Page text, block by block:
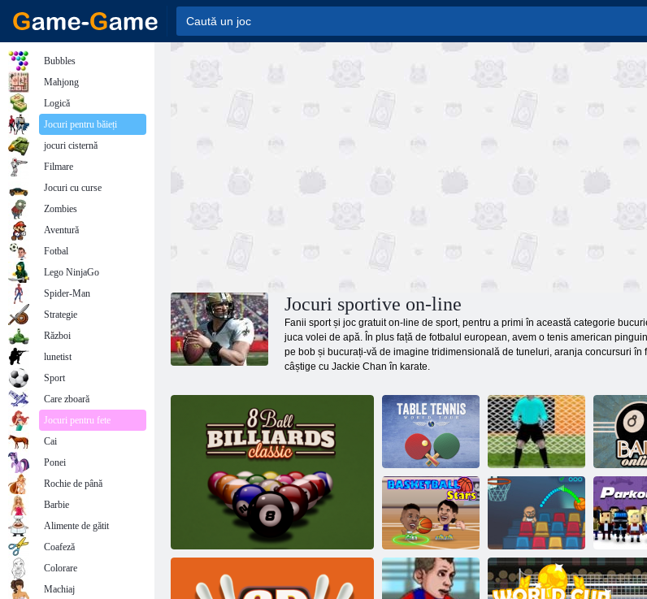
Jocuri sportive on-line
Fanii sport și joc gratuit on-line de sport, pentru a primi în această categorie
juca volei de apă. În plus față de fotbalul european, avem o tenis american
pe bob și bucurați-vă de imagine tridimensională de tuneluri, aranja concursuri
câștige cu Jackie Chan în karate.
Turneul mondial
de tenis de masă
Shootters
penalty 2
8 Ball
Bubbles
Mahjong
Logică
Jocuri pentru băieți
jocuri cisternă
Filmare
Jocuri cu curse
Zombies
Aventură
Fotbal
Lego NinjaGo
Spider-Man
Strategie
Război
lunetist
Sport
Care zboară
Jocuri pentru fete
Cai
Ponei
Rochie de până
Barbie
Alimente de gătit
Coafeză
Colorare
Machiaj